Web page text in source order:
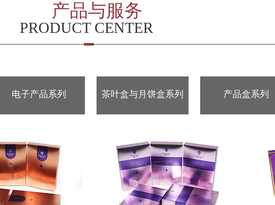
PRODUCT CENTER
产品与服务
电子产品系列 茶叶盒与月饼盒系列 产品盒系列